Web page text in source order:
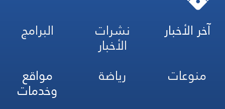
آخر الأخبار نشرات
الأخبار
البرامج
منوعات
رياضة مواقع
وخدمات